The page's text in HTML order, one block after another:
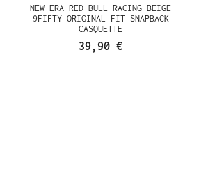
NEW ERA RED BULL RACING BEIGE
9FIFTY ORIGINAL FIT SNAPBACK
CASQUETTE
39,90 €